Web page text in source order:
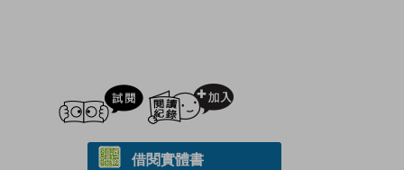
試閲
借閱實體書